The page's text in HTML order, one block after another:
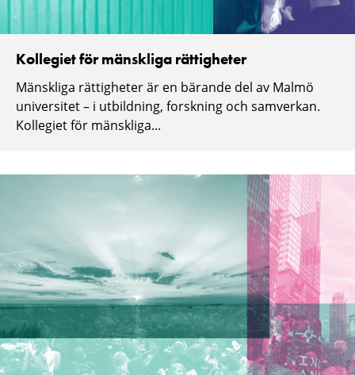
Kollegiet för mänskliga rättigheter
Mänskliga rättigheter är en bärande del av Malmö
universitet – i utbildning, forskning och samverkan.
Kollegiet för mänskliga...